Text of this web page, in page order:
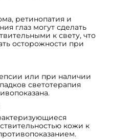
ретинопатия и
глаз могут сделать
к свету, что
осторожности при
или при наличии
светотерапия
кожи к